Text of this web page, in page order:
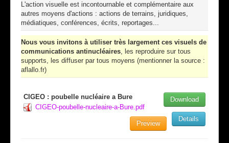
L'action visuelle est incontournable et complémentaire aux
autres moyens d'actions : actions de terrains, juridiques,
médiatiques, conférences, écrits, reportages...
Nous vous invitons à utiliser très largement ces visuels de
communications antinucléaires, les reproduire sur tous
supports, les diffuser par tous moyens (mentionner la source :
aflallo.fr)
CIGEO : poubelle nucléaire a Bure
CIGEO-poubelle-nucleaire-a-Bure.pdf
Download
Details
Preview